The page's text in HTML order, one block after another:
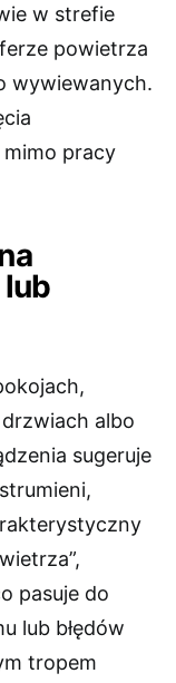
w strefie
powietrza
wywiewanych.
mimo pracy
albo
sugeruje
pasuje do
lub błędów
tropem